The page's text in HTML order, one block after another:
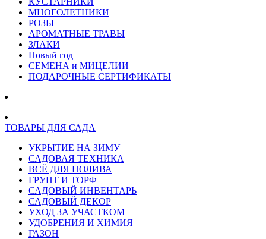
МНОГОЛЕТНИКИ
РОЗЫ
АРОМАТНЫЕ ТРАВЫ
ЗЛАКИ
Новый год
СЕМЕНА и МИЦЕЛИИ
ПОДАРОЧНЫЕ СЕРТИФИКАТЫ
ТОВАРЫ ДЛЯ САДА
УКРЫТИЕ НА ЗИМУ
САДОВАЯ ТЕХНИКА
ВСЁ ДЛЯ ПОЛИВА
ГРУНТ И ТОРФ
САДОВЫЙ ИНВЕНТАРЬ
САДОВЫЙ ДЕКОР
УХОД ЗА УЧАСТКОМ
УДОБРЕНИЯ И ХИМИЯ
ГАЗОН